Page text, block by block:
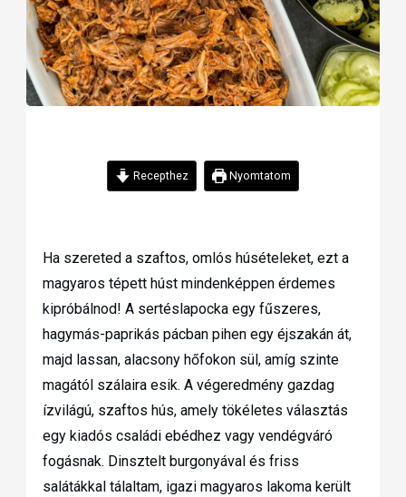
Recepthez Nyomtatom
Ha szereted a szaftos, omlós húsételeket, ezt a
magyaros tépett húst mindenképpen érdemes
kipróbálnod! A sertéslapocka egy fűszeres,
hagymás-paprikás pácban pihen egy éjszakán át,
majd lassan, alacsony hőfokon sül, amíg szinte
magától szálaira esik. A végeredmény gazdag
ízvilágú, szaftos hús, amely tökéletes választás
egy kiadós családi ebédhez vagy vendégváró
fogásnak. Dinsztelt burgonyával és friss
salátákkal tálaltam, igazi magyaros lakoma került